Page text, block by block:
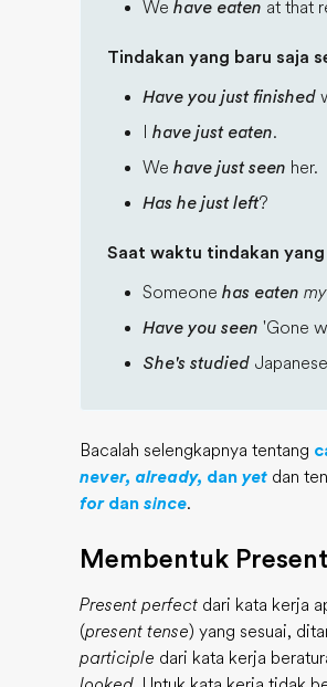
We have eaten at that
Tindakan yang baru saja
Have you just finished
have just eaten.
We have just seen her.
Has he just left?
Saat waktu tindakan
Someone has eaten
Have you seen 'Gone
She's studied
Bacalah selengkapnya tentang
never, already, dan yet dan
fordan since.
Membentuk
Present perfect dari kata kerja
(present tense) yang sesuai,
participle dari kata kerja